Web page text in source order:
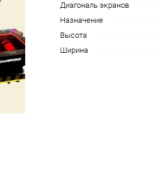
Диагональ экранов
Назначение
Высота
Ширина